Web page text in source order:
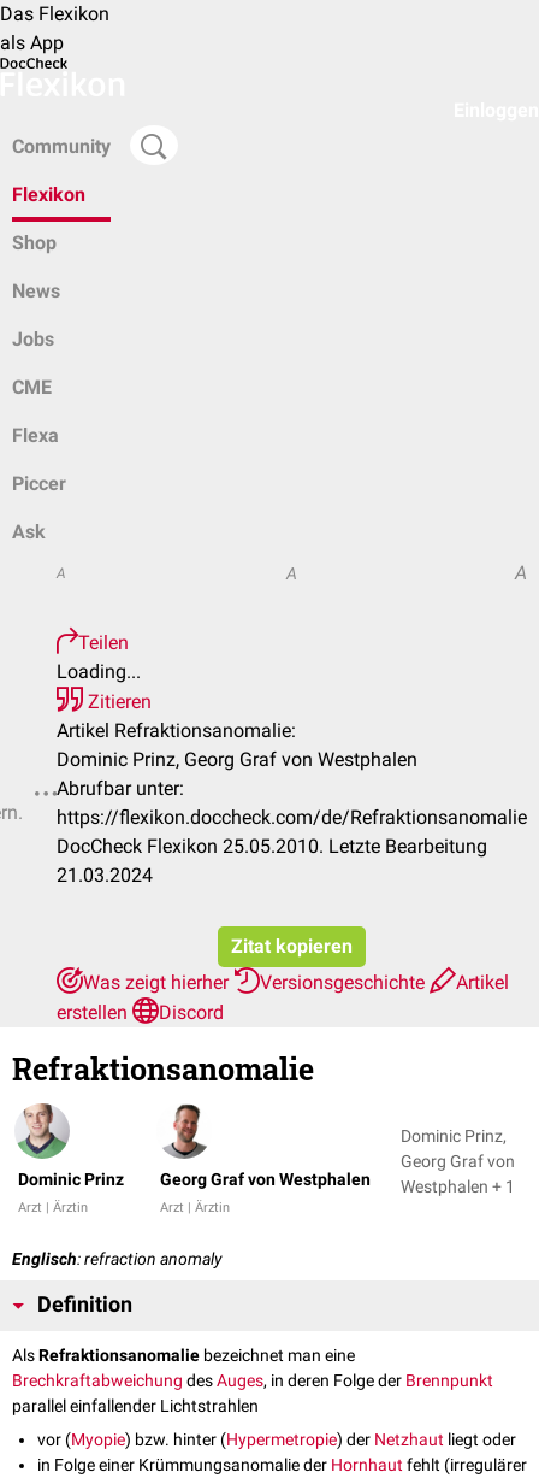
Das Flexikon
als App
Community
Flexikon
Shop
News
Jobs
CME
Flexa
Piccer
Ask
A A A
Teilen
Loading...
Zitieren
Artikel Refraktionsanomalie:
Dominic Prinz, Georg Graf von Westphalen
Abrufbar unter:
https://flexikon.doccheck.com/de/Refraktionsanomalie
DocCheck Flexikon 25.05.2010. Letzte Bearbeitung
21.03.2024
Zitat kopieren
Was zeigt hierher
Versionsgeschichte
Artikel
erstellen
Discord
Refraktionsanomalie
Dominic Prinz
Arzt | Ärztin
Georg Graf von Westphalen
Arzt | Ärztin
Dominic Prinz,
Georg Graf von
Westphalen + 1
Englisch: refraction anomaly
Definition
AlsRefraktionsanomalie bezeichnet man eine
Brechkraftabweichung desAuges, in deren Folge der Brennpunkt
parallel einfallender Lichtstrahlen
vor (Myopie) bzw. hinter (Hypermetropie) der Netzhaut liegt oder
in Folge einer Krümmungsanomalie der Hornhautfehlt (irregulärer